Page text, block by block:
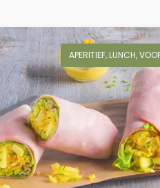
APERITIEF, LUNCH,